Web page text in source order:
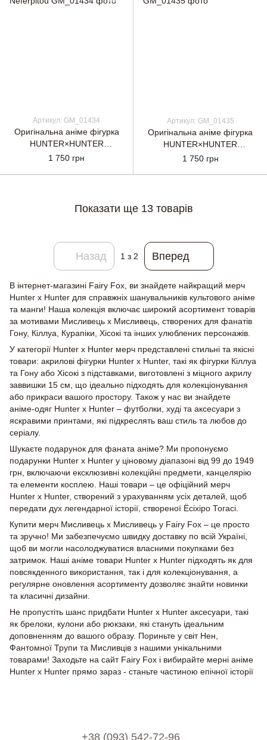
Артикул: GM_01434
Оригінальна аніме фігурка
HUNTER×HUNTER
VIBRATION STARS -
1 750 грн
Артикул: GM_01435
Оригінальна аніме фігурка
HUNTER×HUNTER
VIBRATION STARS - Kaito
1 750 грн
Показати ще 13 товарів
Назад 1 з 2 Вперед
В інтернет-магазині Fairy Fox, ви знайдете найкращий мерч
Hunter x Hunter для справжніх шанувальників культового аніме
та манги! Наша колекція включає широкий асортимент товарів
за мотивами Мисливець х Мисливець, створених для фанатів
Гону, Кіллуа, Курапіки, Хісокі та інших улюблених персонажів.
У категорії Hunter x Hunter мерч представлені стильні та якісні
товари: акрилові фігурки Hunter x Hunter, такі як фігурки Кіллуа
та Гону або Хісокі з підставками, виготовлені з міцного акрилу
заввишки 15 см, що ідеально підходять для колекціонування
або прикраси вашого простору. Також у нас ви знайдете
аніме-одяг Hunter x Hunter – футболки, худі та аксесуари з
яскравими принтами, які підкреслять ваш стиль та любов до
серіалу.
Шукаєте подарунок для фаната аніме? Ми пропонуємо
подарунки Hunter x Hunter у ціновому діапазоні від 99 до 1949
грн, включаючи ексклюзивні колекційні предмети, канцелярію
та елементи косплею. Наші товари – це офіційний мерч
Hunter x Hunter, створений з урахуванням усіх деталей, щоб
передати дух легендарної історії, створеної Ёсіхіро Тогасі.
Купити мерч Мисливець х Мисливець у Fairy Fox – це просто
та зручно! Ми забезпечуємо швидку доставку по всій Україні,
щоб ви могли насолоджуватися власними покупками без
затримок. Наші аніме товари Hunter x Hunter підходять як для
повсякденного використання, так і для колекціонування, а
регулярне оновлення асортименту дозволяє знайти новинки
та класичні дизайни.
Не пропустіть шанс придбати Hunter x Hunter аксесуари, такі
як брелоки, кулони або рюкзаки, які стануть ідеальним
доповненням до вашого образу. Пориньте у світ Нен,
Фантомної Трупи та Мисливців з нашими унікальними
товарами! Заходьте на сайт Fairy Fox і вибирайте мерні аніме
Hunter x Hunter прямо зараз - станьте частиною епічної історії
+38 (093) 542-72-96